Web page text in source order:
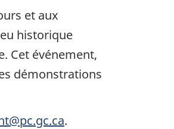
et aux
historique
Cet événement,
démonstrations
.